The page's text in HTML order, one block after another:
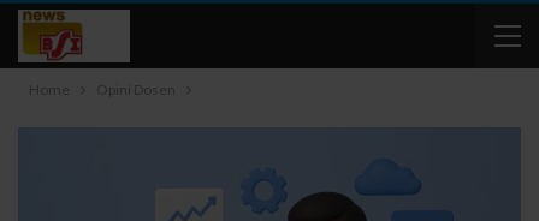
Home Opini Dosen